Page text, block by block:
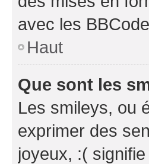
avec les
Haut
Que sont les
Les smileys, ou
exprimer des
joyeux, :(